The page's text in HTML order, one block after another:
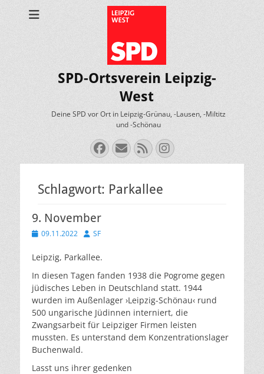
SPD-Ortsverein Leipzig-
West
Deine SPD vor Ort in Leipzig-Grünau, -Lausen, -Miltitz
und -Schönau
Facebook
E-
Mail
FeedInstagram
Schlagwort: Parkallee
9. November
Veröffentlicht
09.11.2022 Autor
SF
Leipzig, Parkallee.
In diesen Tagen fanden 1938 die Pogrome gegen
jüdisches Leben in Deutschland statt. 1944
wurden im Außenlager ›Leipzig-Schönau‹ rund
500 ungarische Jüdinnen interniert, die
Zwangsarbeit für Leipziger Firmen leisten
mussten. Es unterstand dem Konzentrationslager
Buchenwald.
Lasst uns ihrer gedenken